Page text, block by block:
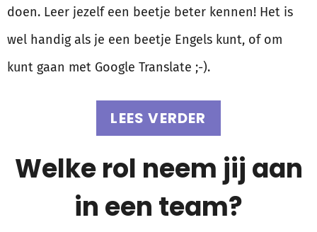
doen. Leer jezelf een beetje beter kennen! Het is
wel handig als je een beetje Engels kunt, of om
kunt gaan met Google Translate ;-).
LEES VERDER
Welke rol neem jij aan
in een team?